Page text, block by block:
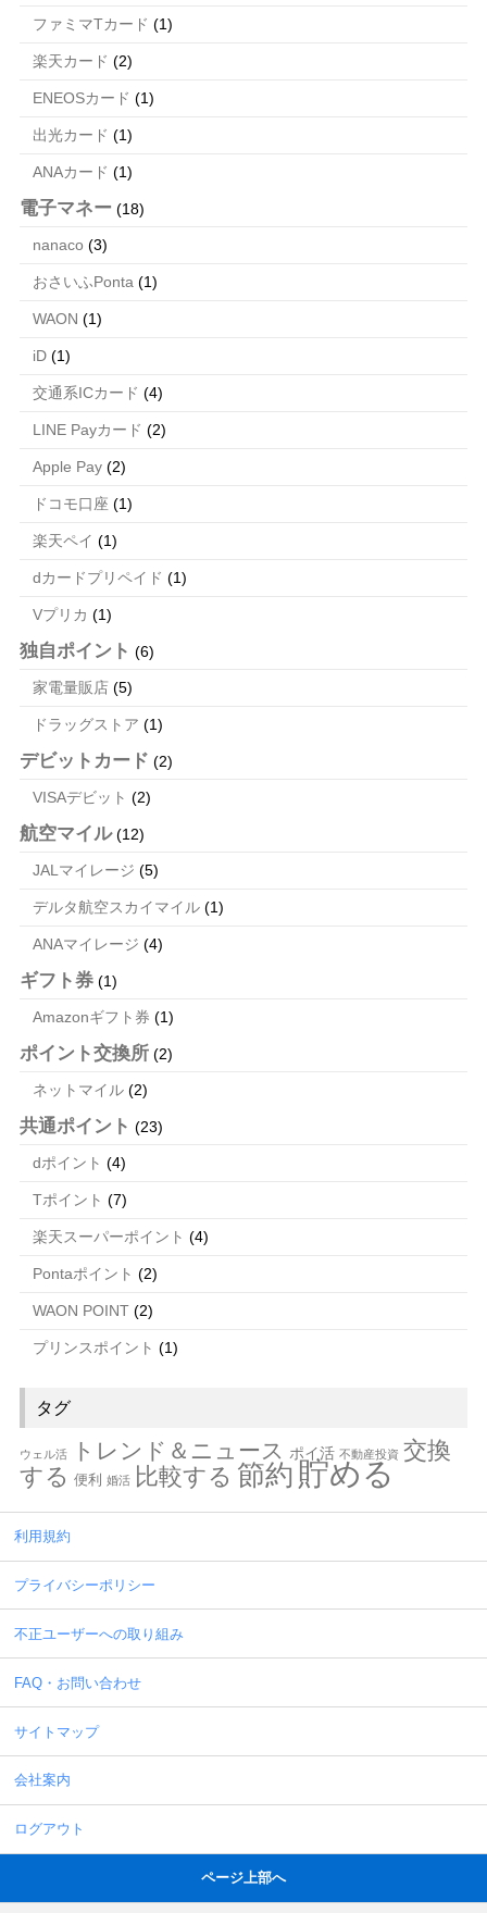
ファミマTカード (1)
楽天カード (2)
ENEOSカード (1)
出光カード (1)
ANAカード (1)
電子マネー (18)
nanaco (3)
おさいふPonta (1)
WAON (1)
iD(1)
交通系ICカード (4)
LINE Payカード (2)
Apple Pay(2)
ドコモ口座 (1)
楽天ペイ (1)
dカードプリペイド (1)
Vプリカ (1)
独自ポイント (6)
家電量販店(5)
ドラッグストア (1)
デビットカード (2)
VISAデビット (2)
航空マイル(12)
JALマイレージ (5)
デルタ航空スカイマイル(1)
ANAマイレージ (4)
ギフト券(1)
Amazonギフト券 (1)
ポイント交換所(2)
ネットマイル(2)
共通ポイント (23)
dポイント (4)
Tポイント (7)
楽天スーパーポイント (4)
Pontaポイント (2)
WAON POINT(2)
プリンスポイント (1)
タグ
ウェル活 トレンド＆ニュース ポイ活 不動産投資 交換
する 便利 婚活 比較する 節約 貯める
利用規約
プライバシーポリシー
不正ユーザーへの取り組み
FAQ・お問い合わせ
サイトマップ
会社案内
ログアウト
ページ上部へ